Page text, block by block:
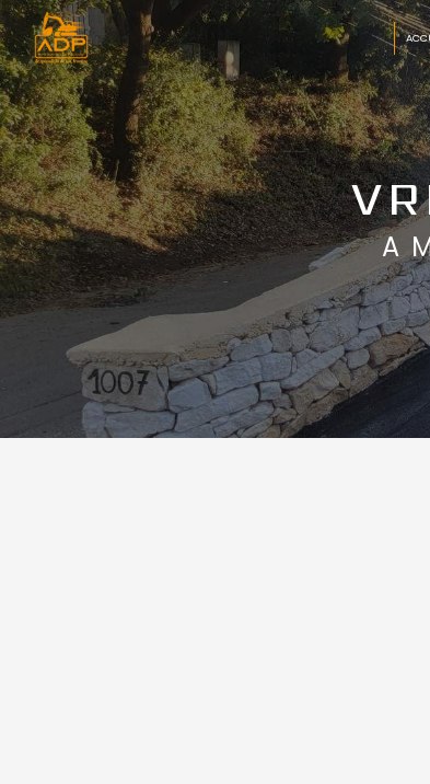
Panneau de gestion des cookies